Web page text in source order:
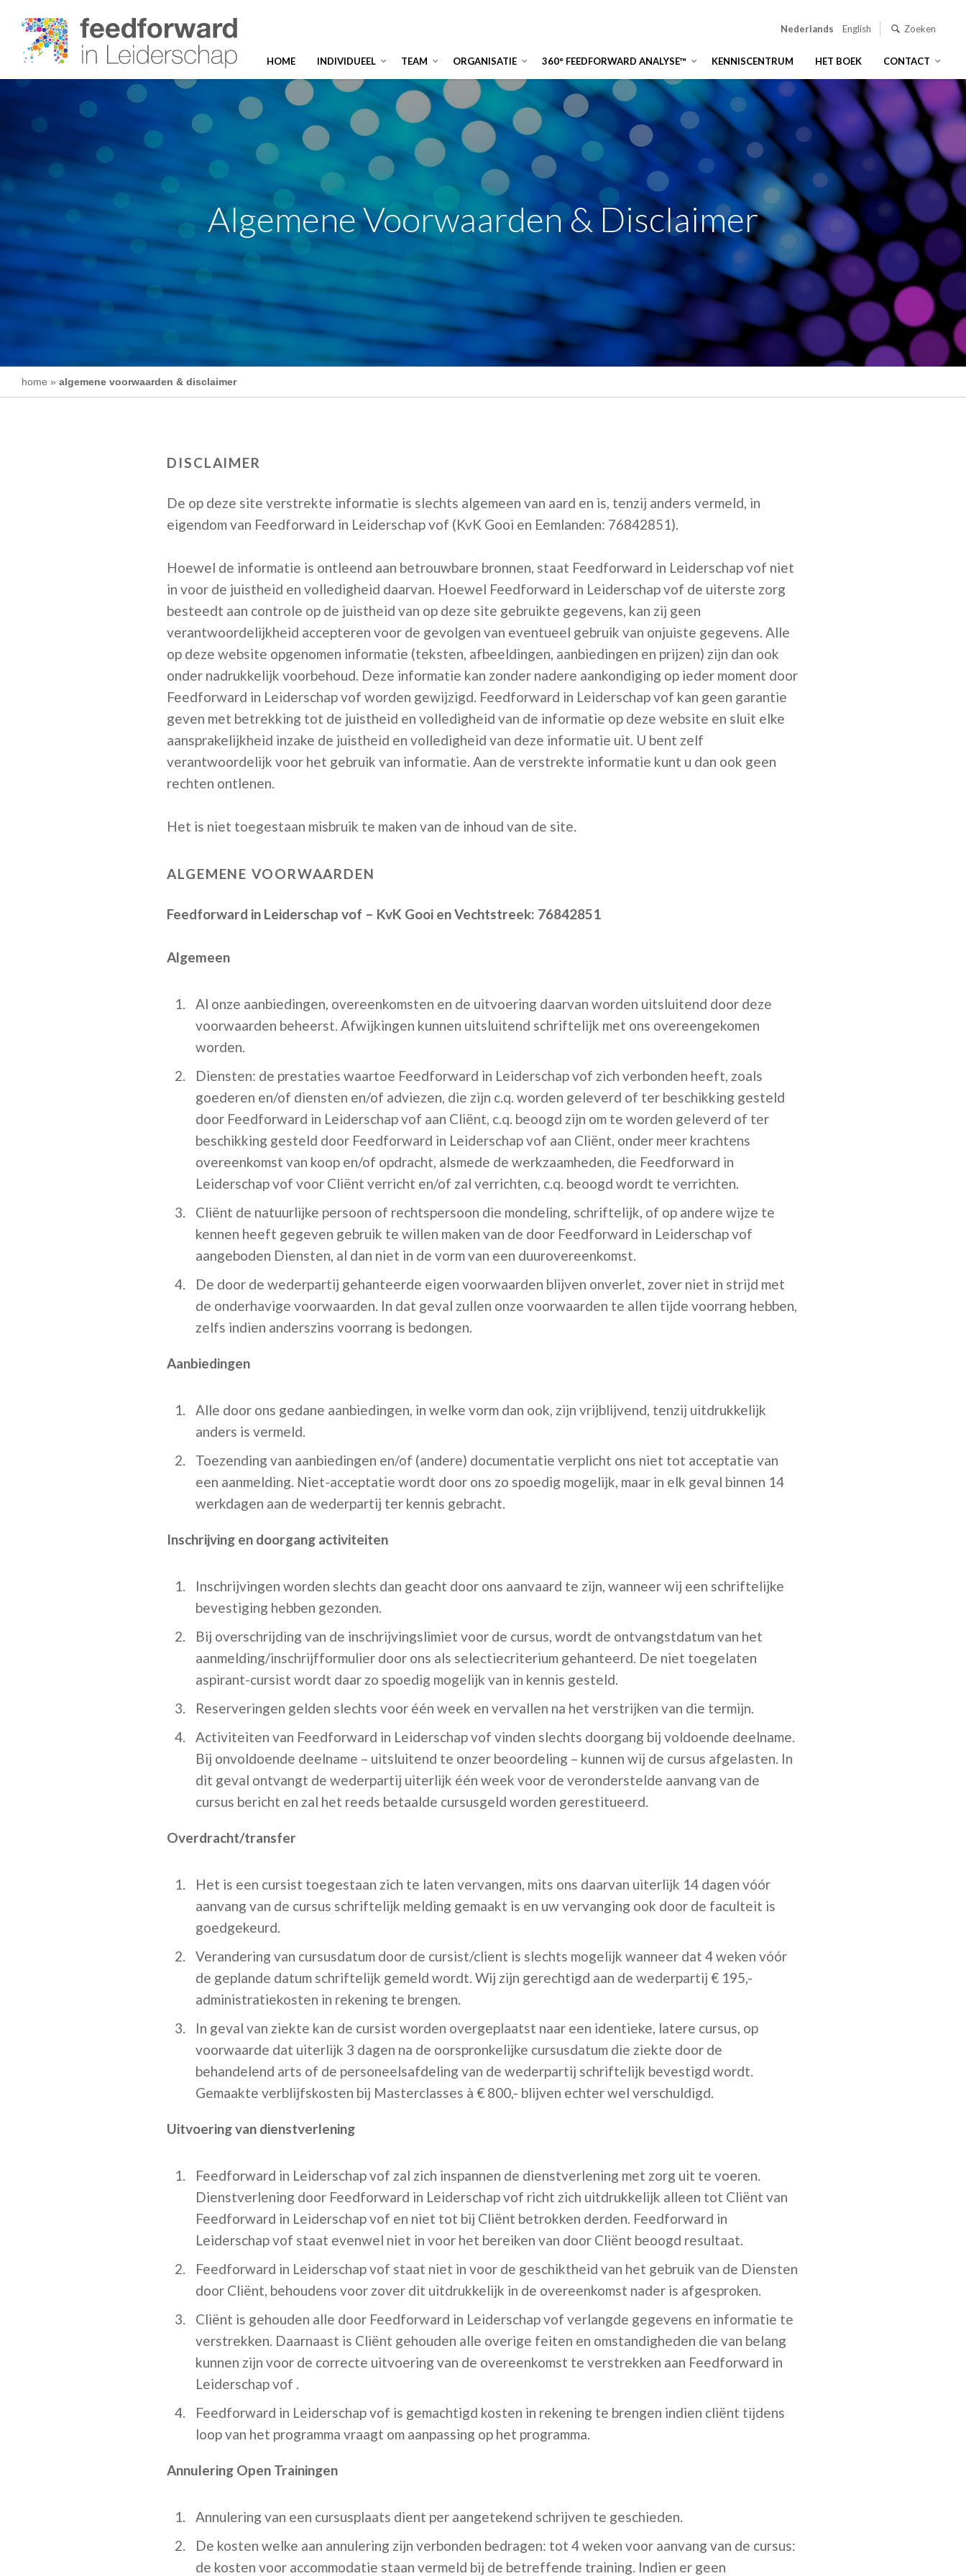
Nederlands English Zoeken
HOME INDIVIDUEEL TEAM ORGANISATIE 360° FEEDFORWARD ANALYSE™ KENNISCENTRUM HET BOEK CONTACT
Algemene Voorwaarden & Disclaimer
home » algemene voorwaarden & disclaimer
DISCLAIMER
De op deze site verstrekte informatie is slechts algemeen van aard en is, tenzij anders vermeld, in
eigendom van Feedforward in Leiderschap vof (KvK Gooi en Eemlanden: 76842851).
Hoewel de informatie is ontleend aan betrouwbare bronnen, staat Feedforward in Leiderschap vof niet
in voor de juistheid en volledigheid daarvan. Hoewel Feedforward in Leiderschap vof de uiterste zorg
besteedt aan controle op de juistheid van op deze site gebruikte gegevens, kan zij geen
verantwoordelijkheid accepteren voor de gevolgen van eventueel gebruik van onjuiste gegevens. Alle
op deze website opgenomen informatie (teksten, afbeeldingen, aanbiedingen en prijzen) zijn dan ook
onder nadrukkelijk voorbehoud. Deze informatie kan zonder nadere aankondiging op ieder moment door
Feedforward in Leiderschap vof worden gewijzigd. Feedforward in Leiderschap vof kan geen garantie
geven met betrekking tot de juistheid en volledigheid van de informatie op deze website en sluit elke
aansprakelijkheid inzake de juistheid en volledigheid van deze informatie uit. U bent zelf
verantwoordelijk voor het gebruik van informatie. Aan de verstrekte informatie kunt u dan ook geen
rechten ontlenen.
Het is niet toegestaan misbruik te maken van de inhoud van de site.
ALGEMENE VOORWAARDEN
Feedforward in Leiderschap vof – KvK Gooi en Vechtstreek: 76842851
Algemeen
Al onze aanbiedingen, overeenkomsten en de uitvoering daarvan worden uitsluitend door deze
voorwaarden beheerst. Afwijkingen kunnen uitsluitend schriftelijk met ons overeengekomen
worden.
Diensten: de prestaties waartoe Feedforward in Leiderschap vof zich verbonden heeft, zoals
goederen en/of diensten en/of adviezen, die zijn c.q. worden geleverd of ter beschikking gesteld
door Feedforward in Leiderschap vof aan Cliënt, c.q. beoogd zijn om te worden geleverd of ter
beschikking gesteld door Feedforward in Leiderschap vof aan Cliënt, onder meer krachtens
overeenkomst van koop en/of opdracht, alsmede de werkzaamheden, die Feedforward in
Leiderschap vof voor Cliënt verricht en/of zal verrichten, c.q. beoogd wordt te verrichten.
Cliënt de natuurlijke persoon of rechtspersoon die mondeling, schriftelijk, of op andere wijze te
kennen heeft gegeven gebruik te willen maken van de door Feedforward in Leiderschap vof
aangeboden Diensten, al dan niet in de vorm van een duurovereenkomst.
De door de wederpartij gehanteerde eigen voorwaarden blijven onverlet, zover niet in strijd met
de onderhavige voorwaarden. In dat geval zullen onze voorwaarden te allen tijde voorrang hebben,
zelfs indien anderszins voorrang is bedongen.
Aanbiedingen
Alle door ons gedane aanbiedingen, in welke vorm dan ook, zijn vrijblijvend, tenzij uitdrukkelijk
anders is vermeld.
Toezending van aanbiedingen en/of (andere) documentatie verplicht ons niet tot acceptatie van
een aanmelding. Niet-acceptatie wordt door ons zo spoedig mogelijk, maar in elk geval binnen 14
werkdagen aan de wederpartij ter kennis gebracht.
Inschrijving en doorgang activiteiten
Inschrijvingen worden slechts dan geacht door ons aanvaard te zijn, wanneer wij een schriftelijke
bevestiging hebben gezonden.
Bij overschrijding van de inschrijvingslimiet voor de cursus, wordt de ontvangstdatum van het
aanmelding/inschrijfformulier door ons als selectiecriterium gehanteerd. De niet toegelaten
aspirant-cursist wordt daar zo spoedig mogelijk van in kennis gesteld.
Reserveringen gelden slechts voor één week en vervallen na het verstrijken van die termijn.
Activiteiten van Feedforward in Leiderschap vof vinden slechts doorgang bij voldoende deelname.
Bij onvoldoende deelname – uitsluitend te onzer beoordeling – kunnen wij de cursus afgelasten. In
dit geval ontvangt de wederpartij uiterlijk één week voor de veronderstelde aanvang van de
cursus bericht en zal het reeds betaalde cursusgeld worden gerestitueerd.
Overdracht/transfer
Het is een cursist toegestaan zich te laten vervangen, mits ons daarvan uiterlijk 14 dagen vóór
aanvang van de cursus schriftelijk melding gemaakt is en uw vervanging ook door de faculteit is
goedgekeurd.
Verandering van cursusdatum door de cursist/client is slechts mogelijk wanneer dat 4 weken vóór
de geplande datum schriftelijk gemeld wordt. Wij zijn gerechtigd aan de wederpartij € 195,-
administratiekosten in rekening te brengen.
In geval van ziekte kan de cursist worden overgeplaatst naar een identieke, latere cursus, op
voorwaarde dat uiterlijk 3 dagen na de oorspronkelijke cursusdatum die ziekte door de
behandelend arts of de personeelsafdeling van de wederpartij schriftelijk bevestigd wordt.
Gemaakte verblijfskosten bij Masterclasses à € 800,- blijven echter wel verschuldigd.
Uitvoering van dienstverlening
Feedforward in Leiderschap vof zal zich inspannen de dienstverlening met zorg uit te voeren.
Dienstverlening door Feedforward in Leiderschap vof richt zich uitdrukkelijk alleen tot Cliënt van
Feedforward in Leiderschap vof en niet tot bij Cliënt betrokken derden. Feedforward in
Leiderschap vof staat evenwel niet in voor het bereiken van door Cliënt beoogd resultaat.
Feedforward in Leiderschap vof staat niet in voor de geschiktheid van het gebruik van de Diensten
door Cliënt, behoudens voor zover dit uitdrukkelijk in de overeenkomst nader is afgesproken.
Cliënt is gehouden alle door Feedforward in Leiderschap vof verlangde gegevens en informatie te
verstrekken. Daarnaast is Cliënt gehouden alle overige feiten en omstandigheden die van belang
kunnen zijn voor de correcte uitvoering van de overeenkomst te verstrekken aan Feedforward in
Leiderschap vof .
Feedforward in Leiderschap vof is gemachtigd kosten in rekening te brengen indien cliënt tijdens
loop van het programma vraagt om aanpassing op het programma.
Annulering Open Trainingen
Annulering van een cursusplaats dient per aangetekend schrijven te geschieden.
De kosten welke aan annulering zijn verbonden bedragen: tot 4 weken voor aanvang van de cursus:
de kosten voor accommodatie staan vermeld bij de betreffende training. Indien er geen